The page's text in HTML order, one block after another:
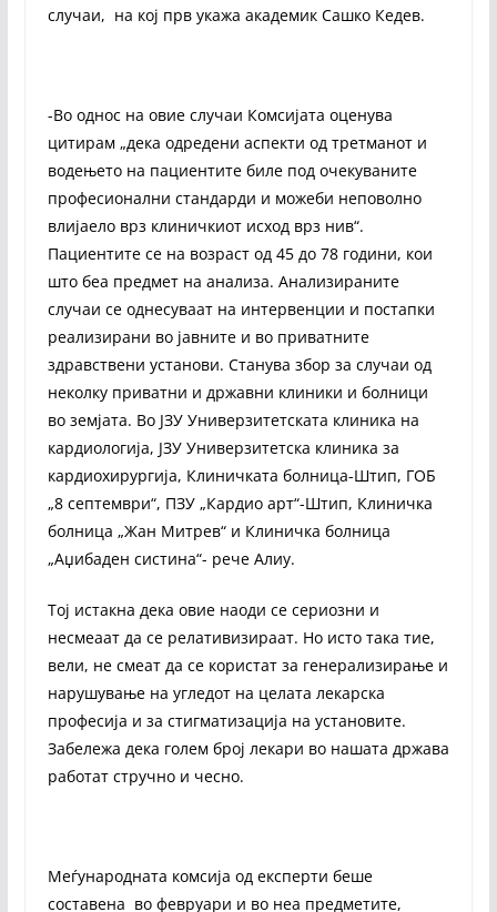
случаи, на кој прв укажа академик Сашко Кедев.
-Во однос на овие случаи Комсијата оценува
цитирам „дека одредени аспекти од третманот и
водењето на пациентите биле под очекуваните
професионални стандарди и можеби неповолно
влијаело врз клиничкиот исход врз нив“.
Пациентите се на возраст од 45 до 78 години, кои
што беа предмет на анализа. Анализираните
случаи се однесуваат на интервенции и постапки
реализирани во јавните и во приватните
здравствени установи. Станува збор за случаи од
неколку приватни и државни клиники и болници
во земјата. Во ЈЗУ Универзитетската клиника на
кардиологија, ЈЗУ Универзитетска клиника за
кардиохирургија, Клиничката болница-Штип, ГОБ
„8 септември“, ПЗУ „Кардио арт“-Штип, Клиничка
болница „Жан Митрев“ и Клиничка болница
„Аџибаден систина“- рече Алиу.
Тој истакна дека овие наоди се сериозни и
несмеаат да се релативизираат. Но исто така тие,
вели, не смеат да се користат за генерализирање и
нарушување на угледот на целата лекарска
професија и за стигматизација на установите.
Забележа дека голем број лекари во нашата држава
работат стручно и чесно.
Меѓународната комсија од експерти беше
составена во февруари и во неа предметите,